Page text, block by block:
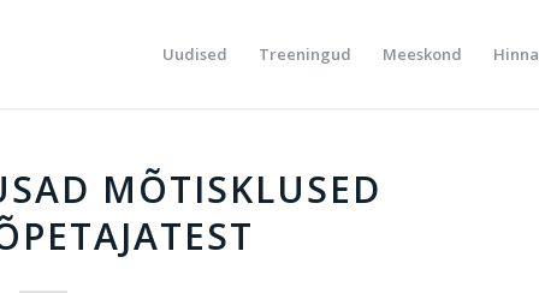
Uudised Treeningud Meeskond
MÕTISKLUSED